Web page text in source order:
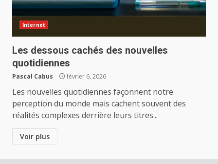
Internet
Les dessous cachés des nouvelles
quotidiennes
Pascal Cabus février 6, 2026
Les nouvelles quotidiennes façonnent notre
perception du monde mais cachent souvent des
réalités complexes derrière leurs titres...
Voir plus